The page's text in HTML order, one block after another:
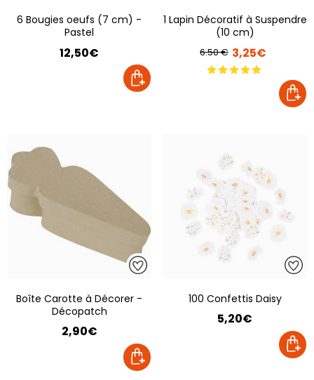
6 Bougies oeufs (7 cm) -
Pastel
12,50€
1 Lapin Décoratif à Suspendre
(10 cm)
6.50 € 3,25€
Boîte Carotte à Décorer -
Décopatch
2,90€
100 Confettis Daisy
5,20€